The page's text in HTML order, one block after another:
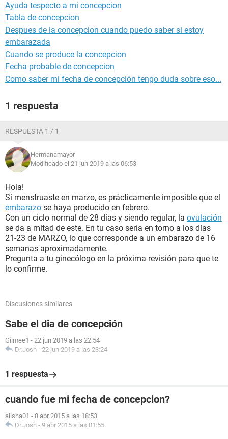
Ayuda tespecto a mi concepcion
Tabla de concepcion
Despues de la concepcion cuando puedo saber si estoy
embarazada
Cuando se produce la concepcion
Fecha probable de concepcion
Como saber mi fecha de concepción tengo duda sobre eso...
1 respuesta
RESPUESTA 1 / 1
Hermanamayor
Modificado el 21 jun 2019 a las 06:53
Hola!
Si menstruaste en marzo, es prácticamente imposible que el
embarazo se haya producido en febrero.
Con un ciclo normal de 28 días y siendo regular, la ovulación
se da a mitad de este. En tu caso sería en torno a los días
21-23 de MARZO, lo que corresponde a un embarazo de 16
semanas aproximadamente.
Pregunta a tu ginecólogo en la próxima revisión para que te
lo confirme.
Discusiones similares
Sabe el dia de concepción
Giimee1 - 22 jun 2019 a las 22:54
Dr.Josh - 22 jun 2019 a las 23:24
1 respuesta
cuando fue mi fecha de concepcion?
alisha01 - 8 abr 2015 a las 18:53
Dr.Josh - 9 abr 2015 a las 01:55